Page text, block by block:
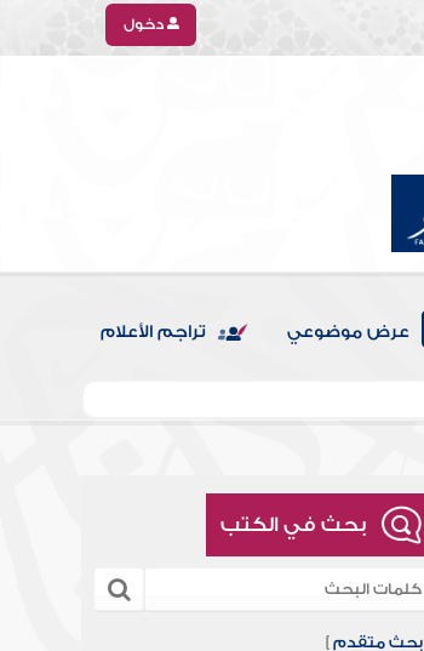
دخول
عرض موضوعي تراجم الأعلام
بحث في الكتب
[بحث متقدم ]